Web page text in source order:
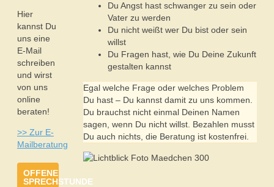
Du Angst hast schwanger zu sein oder
Vater zu werden
Du nicht weißt wer Du bist oder sein
willst
Du Fragen hast, wie Du Deine Zukunft
gestalten kannst
Egal welche Frage oder welches Problem
Du hast – Du kannst damit zu uns kommen.
Du brauchst nicht einmal Deinen Namen
sagen, wenn Du nicht willst. Bezahlen musst
Du auch nichts, die Beratung ist kostenfrei.
Hier
kannst Du
uns eine
E-Mail
schreiben
und wirst
von uns
online
beraten!
>> Zur E-
Mailberatung
OFFENE
SPRECHSTUNDE